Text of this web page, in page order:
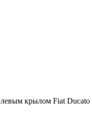
крылом Fiat Ducato